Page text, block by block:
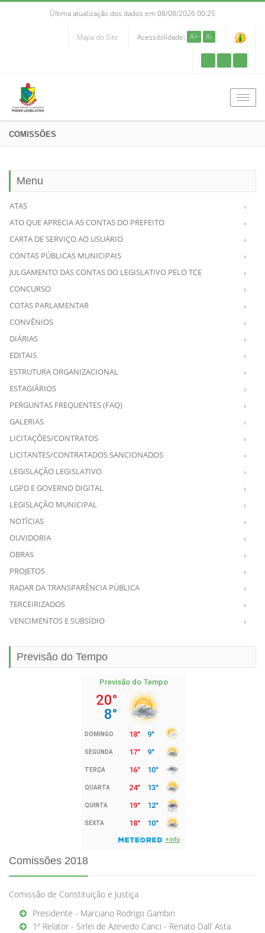
Última atualização dos dados em 08/08/2026 00:25
Mapa do Site Acessibilidade: A+ A-
COMISSÕES
Menu
ATAS
ATO QUE APRECIA AS CONTAS DO PREFEITO
CARTA DE SERVIÇO AO USUÁRIO
CONTAS PÚBLICAS MUNICIPAIS
JULGAMENTO DAS CONTAS DO LEGISLATIVO PELO TCE
CONCURSO
COTAS PARLAMENTAR
CONVÊNIOS
DIÁRIAS
EDITAIS
ESTRUTURA ORGANIZACIONAL
ESTAGIÁRIOS
PERGUNTAS FREQUENTES (FAQ)
GALERIAS
LICITAÇÕES/CONTRATOS
LICITANTES/CONTRATADOS SANCIONADOS
LEGISLAÇÃO LEGISLATIVO
LGPD E GOVERNO DIGITAL
LEGISLAÇÃO MUNICIPAL
NOTÍCIAS
OUVIDORIA
OBRAS
PROJETOS
RADAR DA TRANSPARÊNCIA PÚBLICA
TERCEIRIZADOS
VENCIMENTOS E SUBSÍDIO
Previsão do Tempo
Comissões 2018
Comissão de Constituição e Justiça
Presidente - Marciano Rodrigo Gambin
1º Relator - Sirlei de Azevedo Canci - Renato Dall’ Asta